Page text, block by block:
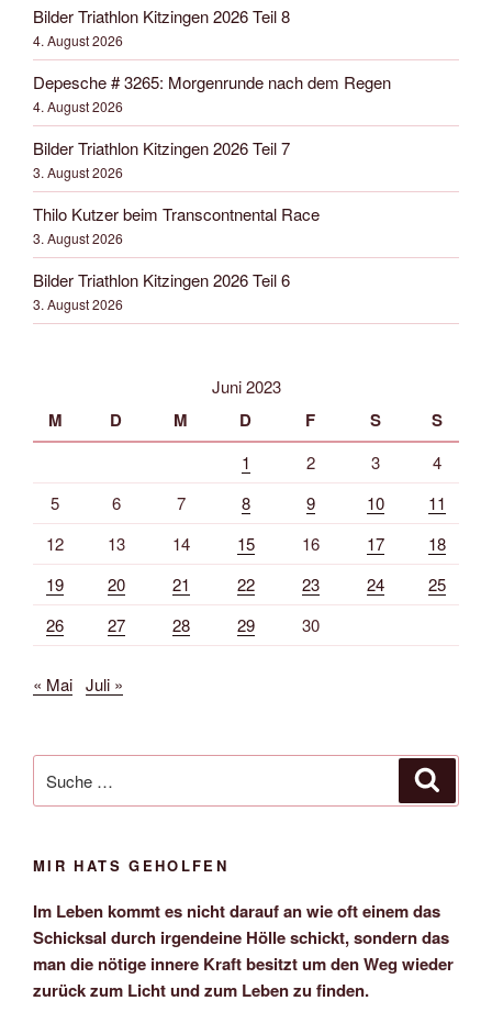
Bilder Triathlon Kitzingen 2026 Teil 8
4. August 2026
Depesche # 3265: Morgenrunde nach dem Regen
4. August 2026
Bilder Triathlon Kitzingen 2026 Teil 7
3. August 2026
Thilo Kutzer beim Transcontnental Race
3. August 2026
Bilder Triathlon Kitzingen 2026 Teil 6
3. August 2026
Juni 2023
M D M D F S S
1 2 3
4
5
6 7 8 9 10
11
12
13 14 15 16 17
18
19
20 21 22 23 24
25
26
27 28 29 30
« Mai Juli »
nach:
MIR HATS GEHOLFEN
Im Leben kommt es nicht darauf an wie oft einem das
Schicksal durch irgendeine Hölle schickt, sondern das
man die nötige innere Kraft besitzt um den Weg wieder
zurück zum Licht und zum Leben zu finden.